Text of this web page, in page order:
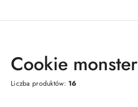
Cookie monster
Liczba produktów: 16